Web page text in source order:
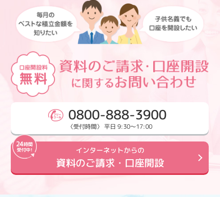
0800-888-3900
〈受付時間〉 平日 9:30～17:00
インターネットからの
資料のご請求・口座開設